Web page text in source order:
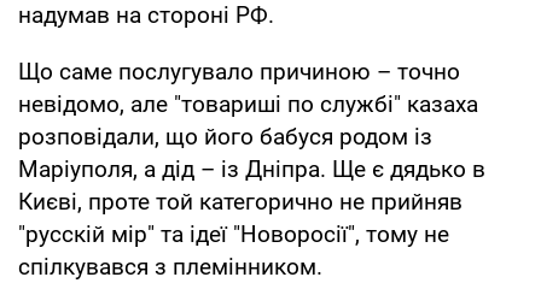
надумав на стороні РФ.
Що саме послугувало причиною – точно
невідомо, але "товариші по службі" казаха
розповідали, що його бабуся родом із
Маріуполя, а дід – із Дніпра. Ще є дядько в
Києві, проте той категорично не прийняв
"русскій мір" та ідеї "Новоросії", тому не
спілкувався з племінником.